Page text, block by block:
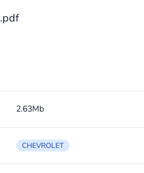
2.63Mb
CHEVROLET